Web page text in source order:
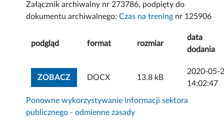
Załącznik archiwalny nr 273786, podpięty do
dokumentu archiwalnego:Czas na trening nr 125906
podgląd format rozmiar
data
dodania
ZOBACZZOBACZ ZAŁĄCZNIK
DOCX 13.8 kB
2020-05-
14:02:47
Ponowne wykorzystywanie informacji sektora
publicznego - odmienne zasady